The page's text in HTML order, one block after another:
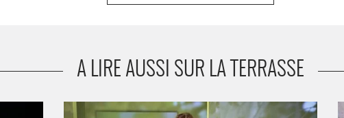
A LIRE AUSSI SUR LA TERRASSE
Valérie Dashwood, Laurent Poitrenaux et Alvise Sinivia